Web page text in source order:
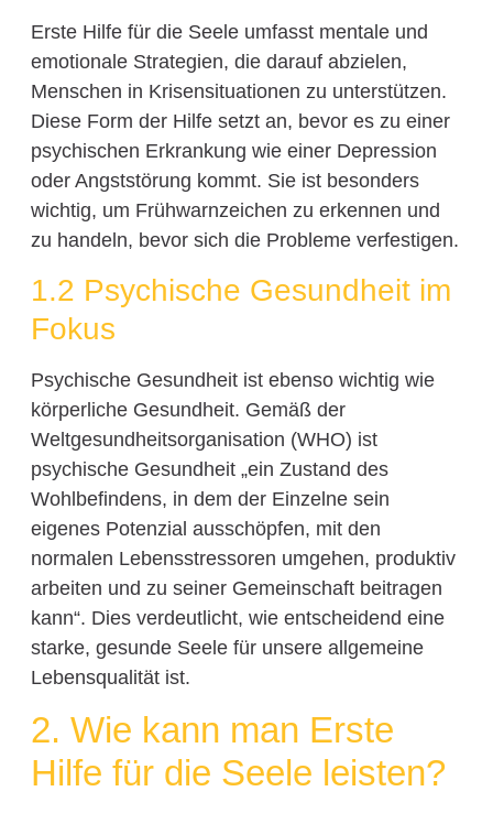
Erste Hilfe für die Seele umfasst mentale und
emotionale Strategien, die darauf abzielen,
Menschen in Krisensituationen zu unterstützen.
Diese Form der Hilfe setzt an, bevor es zu einer
psychischen Erkrankung wie einer Depression
oder Angststörung kommt. Sie ist besonders
wichtig, um Frühwarnzeichen zu erkennen und
zu handeln, bevor sich die Probleme verfestigen.
1.2 Psychische Gesundheit im
Fokus
Psychische Gesundheit ist ebenso wichtig wie
körperliche Gesundheit. Gemäß der
Weltgesundheitsorganisation (WHO) ist
psychische Gesundheit „ein Zustand des
Wohlbefindens, in dem der Einzelne sein
eigenes Potenzial ausschöpfen, mit den
normalen Lebensstressoren umgehen, produktiv
arbeiten und zu seiner Gemeinschaft beitragen
kann“. Dies verdeutlicht, wie entscheidend eine
starke, gesunde Seele für unsere allgemeine
Lebensqualität ist.
2. Wie kann man Erste
Hilfe für die Seele leisten?